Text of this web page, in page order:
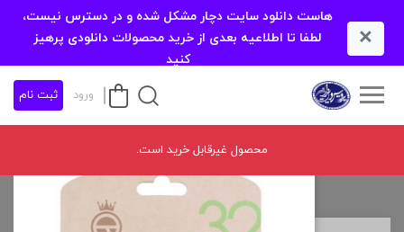
×
هاست دانلود سایت دچار مشکل شده و در دسترس نیست،
لطفا تا اطلاعیه بعدی از خرید محصولات دانلودی پرهیز
کنید
ورود ثبت نام
محصول غیرقابل خرید است.